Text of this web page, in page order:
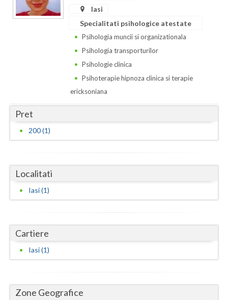
Calarasi
Dambovita
Dolj
Giurgiu
Gorj
Hunedoara
Ialomita
Ilfov
Iasi
Specialitati psihologice atestate
Psihologia muncii si organizationala
Psihologia transporturilor
Psihologie clinica
Psihoterapie hipnoza clinica si terapie
ericksoniana
Pret
200 (1)
Localitati
Iasi (1)
Cartiere
Iasi (1)
Zone Geografice